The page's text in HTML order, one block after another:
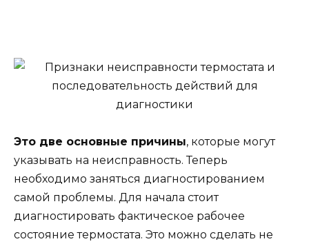
Это две основные причины, которые могут
указывать на неисправность. Теперь
необходимо заняться диагностированием
самой проблемы. Для начала стоит
диагностировать фактическое рабочее
состояние термостата. Это можно сделать не